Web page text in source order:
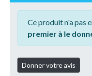
Ce produit n'a pas
premier à le